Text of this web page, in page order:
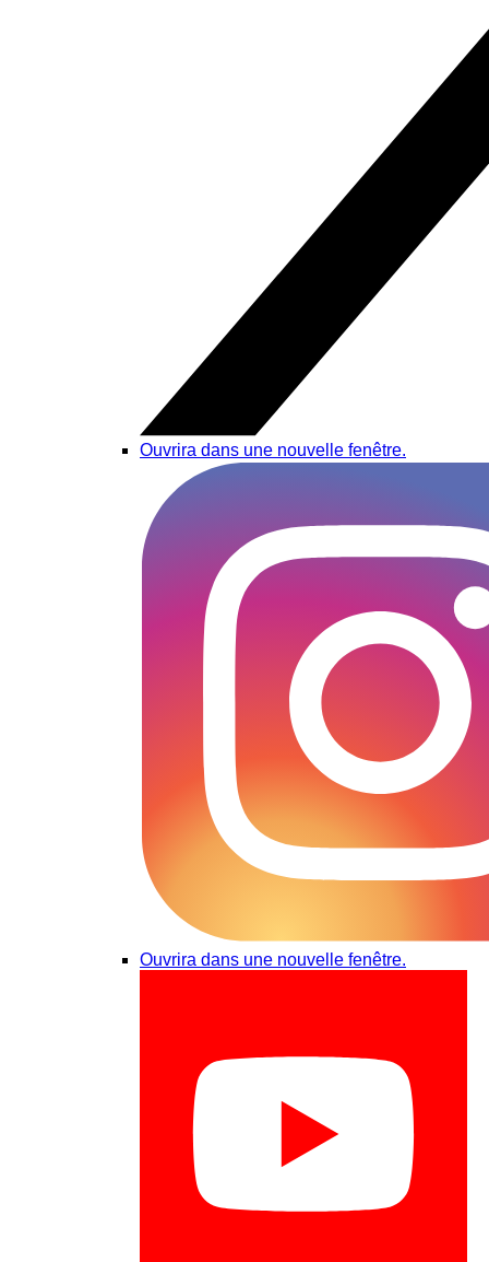
Ouvrira dans une nouvelle fenêtre.
Ouvrira dans une nouvelle fenêtre.